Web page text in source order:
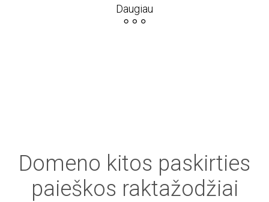
Daugiau
Domeno kitos paskirties
paieškos raktažodžiai